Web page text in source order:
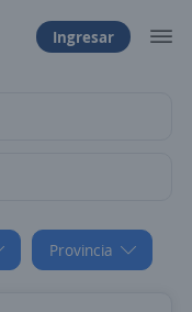
Ingresar
Provincia